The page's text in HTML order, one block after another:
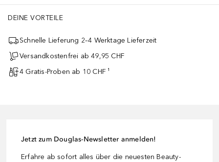
DEINE VORTEILE
Schnelle Lieferung 2–4 Werktage Lieferzeit
Versandkostenfrei ab 49,95 CHF
4 Gratis-Proben ab 10 CHF ¹
Jetzt zum Douglas-Newsletter anmelden!
Erfahre ab sofort alles über die neuesten Beauty-